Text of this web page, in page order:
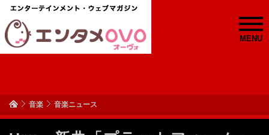
MENU
音楽 音楽ニュース